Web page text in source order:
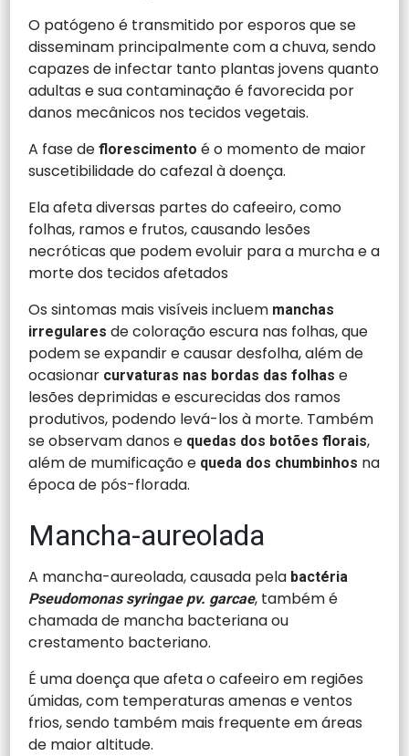
O patógeno é transmitido por esporos que se
disseminam principalmente com a chuva, sendo
capazes de infectar tanto plantas jovens quanto
adultas e sua contaminação é favorecida por
danos mecânicos nos tecidos vegetais.
A fase deflorescimento é o momento de maior
suscetibilidade do cafezal à doença.
Ela afeta diversas partes do cafeeiro, como
folhas, ramos e frutos, causando lesões
necróticas que podem evoluir para a murcha e a
morte dos tecidos afetados
Os sintomas mais visíveis incluem manchas
irregulares de coloração escura nas folhas, que
podem se expandir e causar desfolha, além de
ocasionar curvaturas nas bordas das folhas e
lesões deprimidas e escurecidas dos ramos
produtivos, podendo levá-los à morte. Também
se observam danos e quedas dos botões florais,
além de mumificação e queda dos chumbinhos na
época de pós-florada.
Mancha-aureolada
A mancha-aureolada, causada pela bactéria
Pseudomonas syringae pv. garcae, também é
chamada de mancha bacteriana ou
crestamento bacteriano.
É uma doença que afeta o cafeeiro em regiões
úmidas, com temperaturas amenas e ventos
frios, sendo também mais frequente em áreas
de maior altitude.